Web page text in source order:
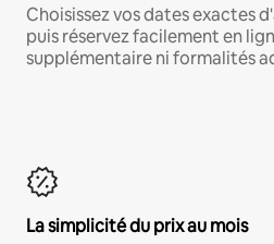
Choisissez vos dates exactes
puis réservez facilement en
supplémentaire ni formalités
La simplicité du prix au mois